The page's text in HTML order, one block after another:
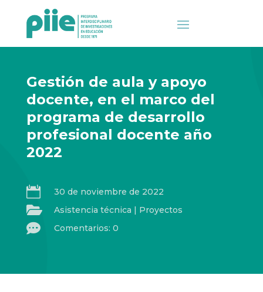
Gestión de aula y apoyo
docente, en el marco del
programa de desarrollo
profesional docente año
2022
 30 de noviembre de 2022
 Asistencia técnica | Proyectos
 Comentarios: 0